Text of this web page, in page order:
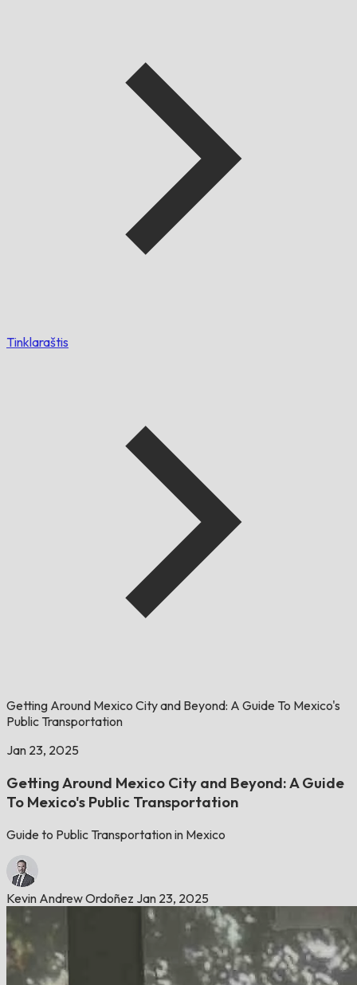
Tinklaraštis
Getting Around Mexico City and Beyond: A Guide To Mexico's
Public Transportation
Jan 23, 2025
Getting Around Mexico City and Beyond: A Guide
To Mexico's Public Transportation
Guide to Public Transportation in Mexico
Kevin Andrew Ordoñez Jan 23, 2025